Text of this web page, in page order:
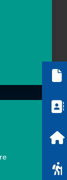
Location de salles